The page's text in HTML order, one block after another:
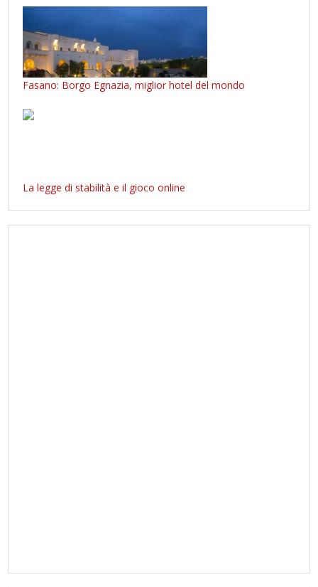
Fasano: Borgo Egnazia, miglior hotel del mondo
La legge di stabilità e il gioco online